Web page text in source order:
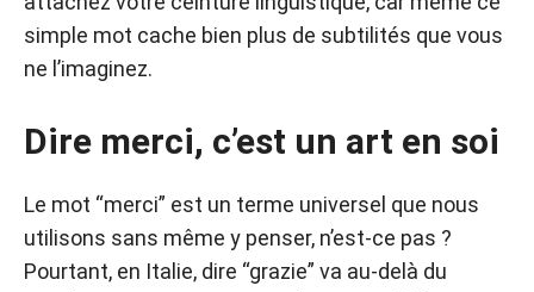
simple mot cache bien plus de subtilités que vous
ne l’imaginez.
Dire merci, c’est un art en soi
Le mot “merci” est un terme universel que nous
utilisons sans même y penser, n’est-ce pas ?
Pourtant, en Italie, dire “grazie” va au-delà du